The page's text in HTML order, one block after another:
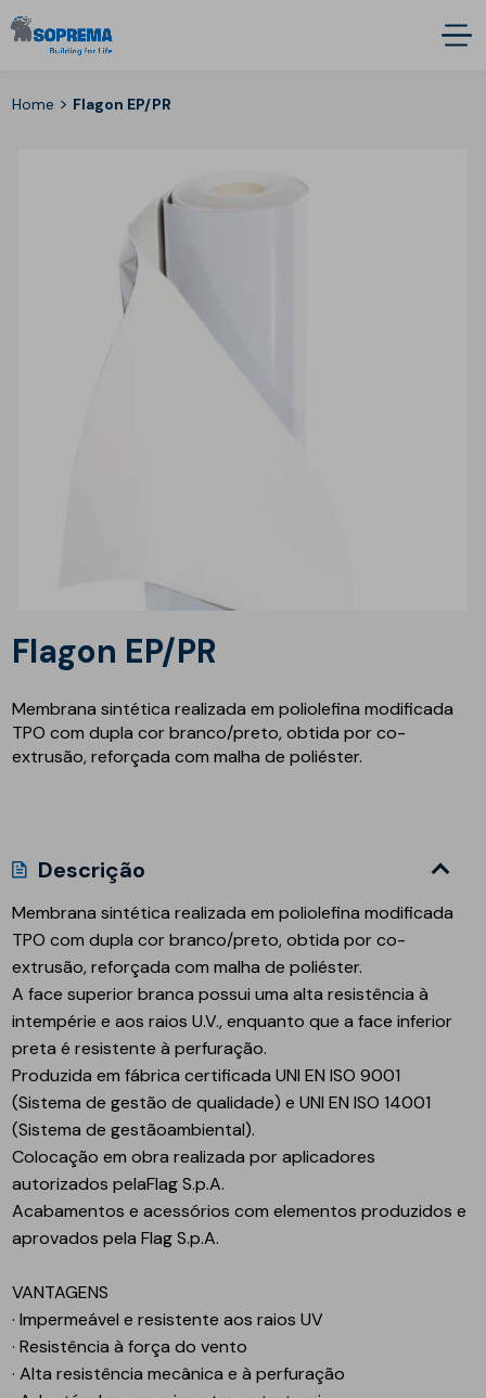
Home > Flagon EP/PR
Flagon EP/PR
Membrana sintética realizada em poliolefina modificada
TPO com dupla cor branco/preto, obtida por co-
extrusão, reforçada com malha de poliéster.
Descrição
Membrana sintética realizada em poliolefina modificada
TPO com dupla cor branco/preto, obtida por co-
extrusão, reforçada com malha de poliéster.
A face superior branca possui uma alta resistência à
intempérie e aos raios U.V., enquanto que a face inferior
preta é resistente à perfuração.
Produzida em fábrica certificada UNI EN ISO 9001
(Sistema de gestão de qualidade) e UNI EN ISO 14001
(Sistema de gestãoambiental).
Colocação em obra realizada por aplicadores
autorizados pelaFlag S.p.A.
Acabamentos e acessórios com elementos produzidos e
aprovados pela Flag S.p.A.
VANTAGENS
· Impermeável e resistente aos raios UV
· Resistência à força do vento
· Alta resistência mecânica e à perfuração